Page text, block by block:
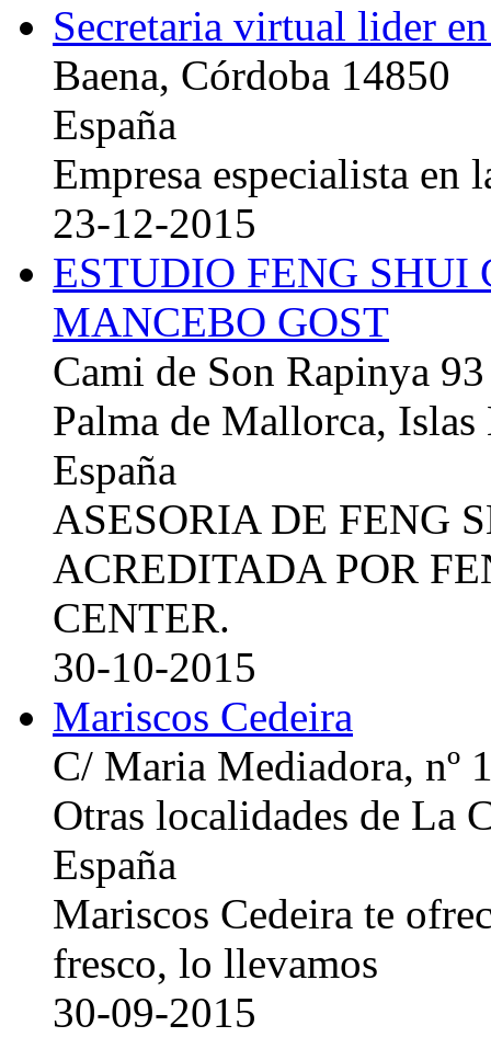
Secretaria virtual lider
Baena, Córdoba 14850
España
Empresa especialista en
23-12-2015
ESTUDIO FENG
MANCEBO GOST
Cami de Son Rapinya 93
Palma de Mallorca, Islas
España
ASESORIA DE FENG
ACREDITADA POR
CENTER.
30-10-2015
Mariscos Cedeira
C/ Maria Mediadora, nº
Otras localidades de La
España
Mariscos Cedeira te
fresco, lo llevamos
30-09-2015